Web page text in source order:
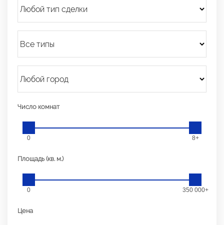
Число комнат
0 8+
Площадь (кв. м.)
0 350 000+
Цена